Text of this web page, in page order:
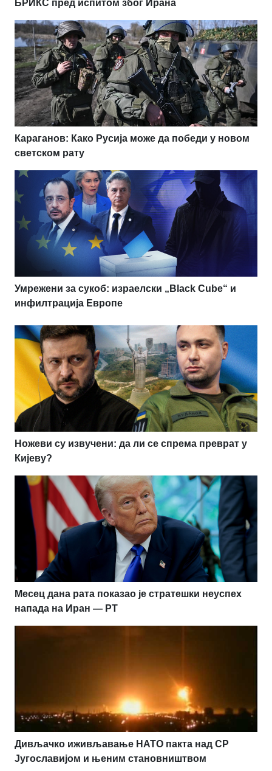
БРИКС пред испитом због Ирана
Караганов: Како Русија може да победи у новом
светском рату
Умрежени за сукоб: израелски „Black Cube“ и
инфилтрација Европе
Ножеви су извучени: да ли се спрема преврат у
Кијеву?
Месец дана рата показао је стратешки неуспех
напада на Иран — РТ
Дивљачко иживљавање НАТО пакта над СР
Југославијом и њеним становништвом